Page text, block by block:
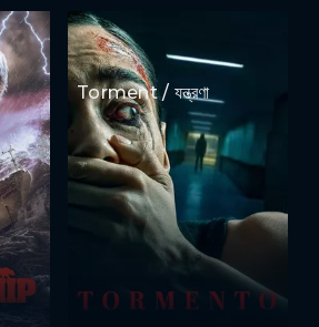
Torment / যন্ত্রণা